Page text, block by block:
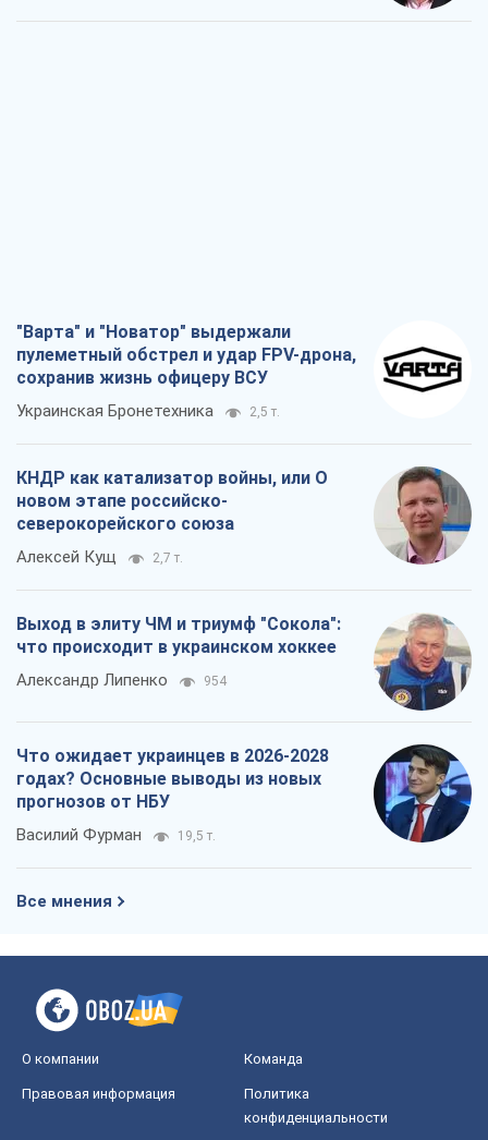
"Варта" и "Новатор" выдержали
пулеметный обстрел и удар FPV-дрона,
сохранив жизнь офицеру ВСУ
Украинская Бронетехника 2,5 т.
КНДР как катализатор войны, или О
новом этапе российско-
северокорейского союза
Алексей Кущ 2,7 т.
Выход в элиту ЧМ и триумф "Сокола":
что происходит в украинском хоккее
Александр Липенко 954
Что ожидает украинцев в 2026-2028
годах? Основные выводы из новых
прогнозов от НБУ
Василий Фурман 19,5 т.
Все мнения
О компании Команда
Правовая информация
Политика
конфиденциальности